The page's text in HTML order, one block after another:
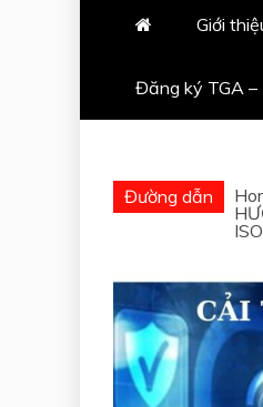
Giới
Đăng ký TGA –
Đường dẫn